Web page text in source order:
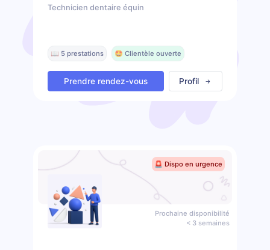
Technicien dentaire équin
📖 5 prestations 🤩 Clientèle ouverte
Prendre rendez-vous Profil
🚨 Dispo en urgence
Prochaine disponibilité
< 3 semaines